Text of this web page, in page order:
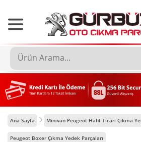
Ana Sayfa Minivan Peugeot Hafif Ticari Çıkma
Peugeot Boxer Çıkma Yedek Parçaları